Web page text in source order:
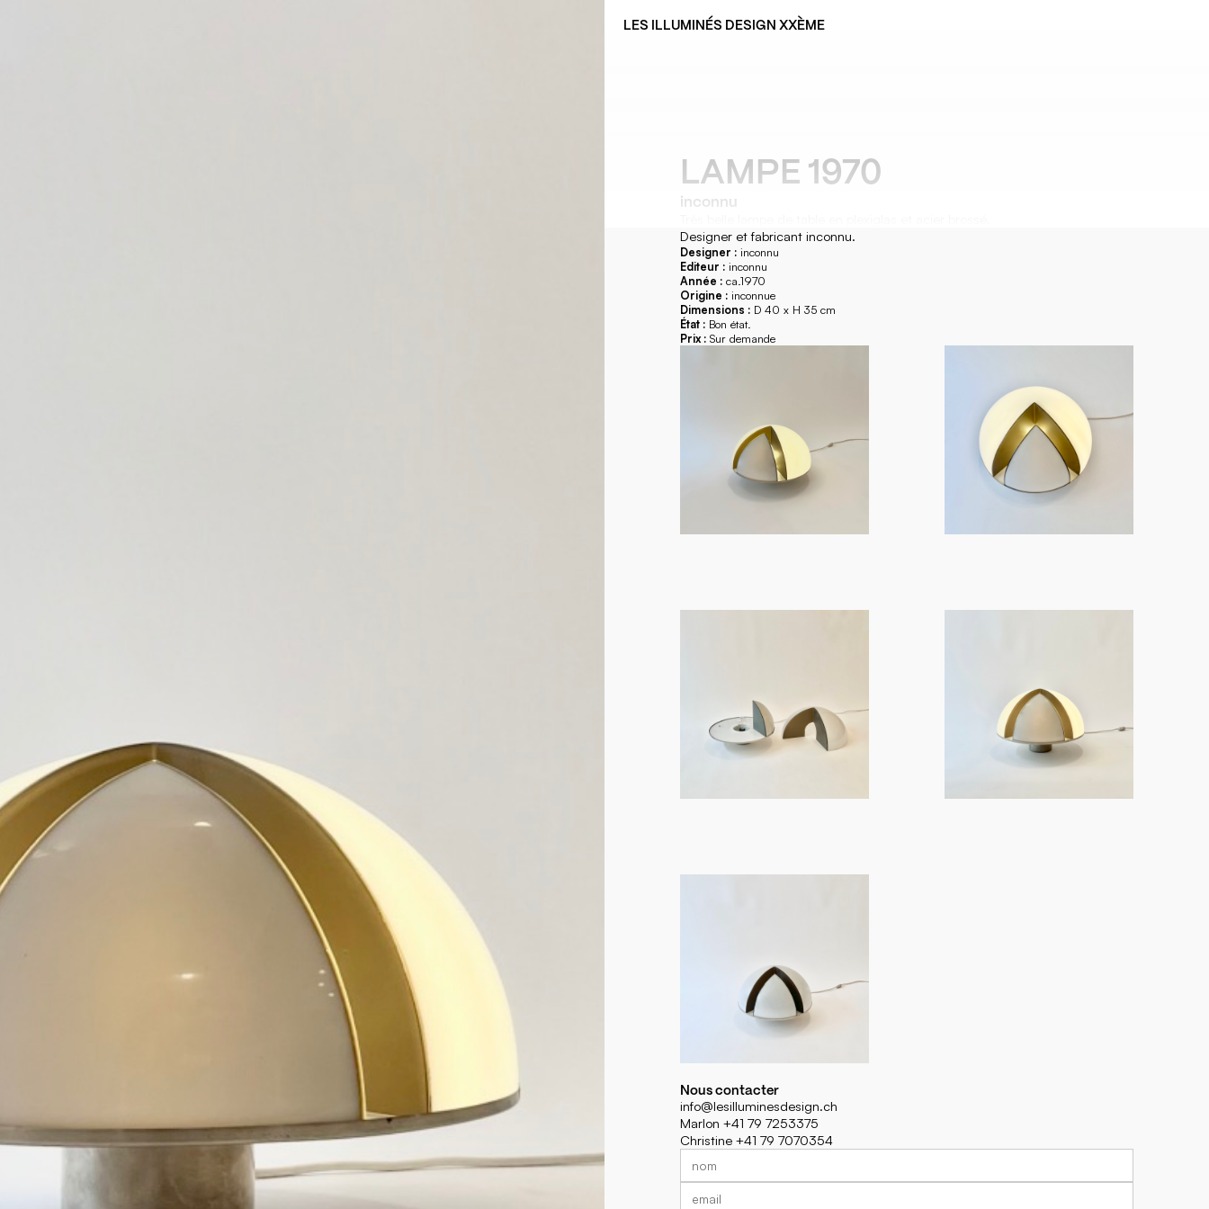
LES ILLUMINÉS DESIGN XXÈME
LAMPE 1970
inconnu
Designer et fabricant inconnu.
Designer : inconnu
Editeur : inconnu
Année : ca.1970
Origine : inconnue
Dimensions : D 40 x H 35 cm
État : Bon état.
Prix : Sur demande
Nous contacter
info@lesilluminesdesign.ch
Marlon +41 79 7253375
Christine +41 79 7070354